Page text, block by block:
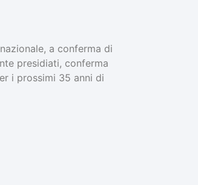
a conferma di
presidiati, conferma
i prossimi 35 anni di